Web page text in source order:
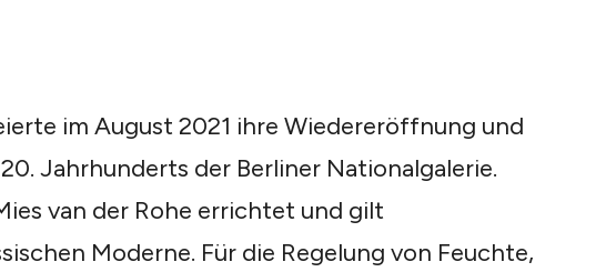
im August 2021 ihre Wiedereröffnung und
Jahrhunderts der Berliner Nationalgalerie.
van der Rohe errichtet und gilt
Moderne. Für die Regelung von Feuchte,